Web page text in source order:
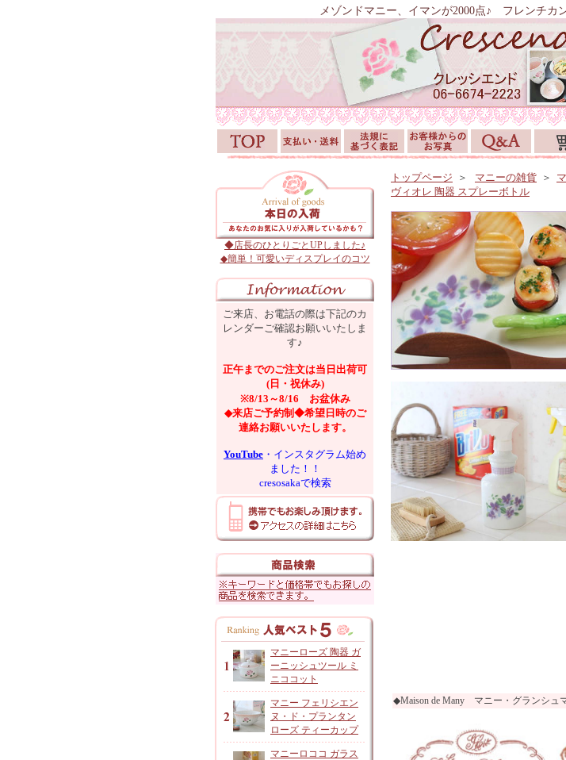
メゾンドマニー、イマンが2000点♪ フレンチカ
◆店長のひとりごとUPしました♪
◆簡単！可愛いディスプレイのコツ
ご来店、お電話の際は下記のカ
レンダーご確認お願いいたしま
す♪
正午までのご注文は当日出荷可
(日・祝休み)
※8/13～8/16 お盆休み
◆来店ご予約制◆希望日時のご
連絡お願いいたします。
YouTube ・インスタグラム始め
ました！！
cresosakaで検索
マニーローズ 陶器 ガ
ーニッシュツール ミ
ニココット
マニー フェリシエン
ヌ・ド・プランタン
ローズ ティーカップ
マニーロココ ガラス
トップページ ＞ マニーの雑貨 ＞
ヴィオレ 陶器 スプレーボトル
◆Maison de Many マニー・グランシュ